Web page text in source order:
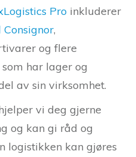
Pro inkluderer
,
og flere
har lager og
av sin virksomhet.
vi deg gjerne
og kan gi råd og
logistikken kan gjøres